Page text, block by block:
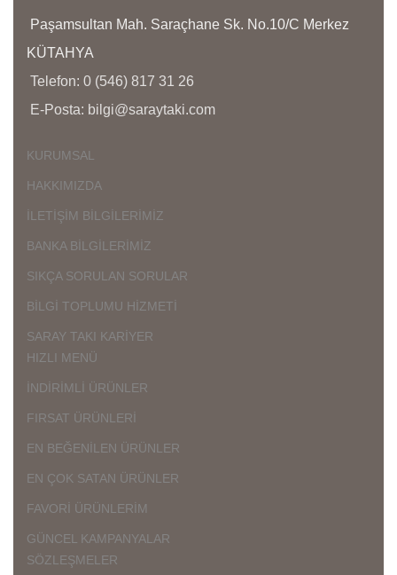
Paşamsultan Mah. Saraçhane Sk. No.10/C Merkez
KÜTAHYA
Telefon: 0 (546) 817 31 26
E-Posta: bilgi@saraytaki.com
KURUMSAL
HAKKIMIZDA
İLETİŞİM BİLGİLERİMİZ
BANKA BİLGİLERİMİZ
SIKÇA SORULAN SORULAR
BİLGİ TOPLUMU HİZMETİ
SARAY TAKI KARİYER
HIZLI MENÜ
İNDİRİMLİ ÜRÜNLER
FIRSAT ÜRÜNLERİ
EN BEĞENİLEN ÜRÜNLER
EN ÇOK SATAN ÜRÜNLER
FAVORİ ÜRÜNLERİM
GÜNCEL KAMPANYALAR
SÖZLEŞMELER